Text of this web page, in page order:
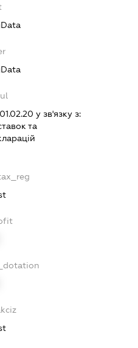
у зв'язку з:
та